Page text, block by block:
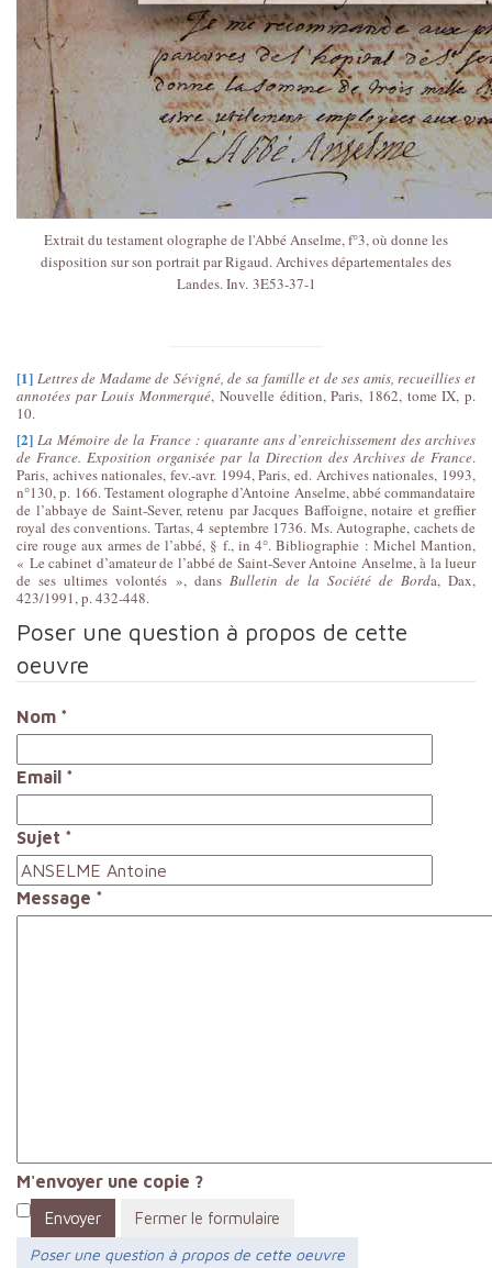
Extrait du testament olographe de l'Abbé Anselme, f°3, où donne les
disposition sur son portrait par Rigaud. Archives départementales des
Landes. Inv. 3E53-37-1
[1] Lettres de Madame de Sévigné, de sa famille et de ses amis, recueillies et
annotées par Louis Monmerqué, Nouvelle édition, Paris, 1862, tome IX, p.
10.
[2] La Mémoire de la France : quarante ans d’enreichissement des archives
de France. Exposition organisée par la Direction des Archives de France.
Paris, achives nationales, fev.-avr. 1994, Paris, ed. Archives nationales, 1993,
n°130, p. 166. Testament olographe d’Antoine Anselme, abbé commandataire
de l’abbaye de Saint-Sever, retenu par Jacques Baffoigne, notaire et greffier
royal des conventions. Tartas, 4 septembre 1736. Ms. Autographe, cachets de
cire rouge aux armes de l’abbé, § f., in 4°. Bibliographie : Michel Mantion,
« Le cabinet d’amateur de l’abbé de Saint-Sever Antoine Anselme, à la lueur
de ses ultimes volontés », dans Bulletin de la Société de Borda, Dax,
423/1991, p. 432-448.
Poser une question à propos de cette
oeuvre
Nom *
Email *
Sujet *
Message *
M'envoyer une copie ?
Envoyer
Fermer le formulaire
Poser une question à propos de cette oeuvre